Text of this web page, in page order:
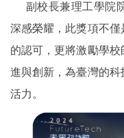
副校長兼理工學院
深感榮耀，此獎項不
的認可，更將激勵學
進與創新，為臺灣的
活力。